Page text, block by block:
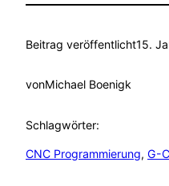
Beitrag veröffentlicht15.
vonMichael Boenigk
Schlagwörter:
CNC Programmierung, G-